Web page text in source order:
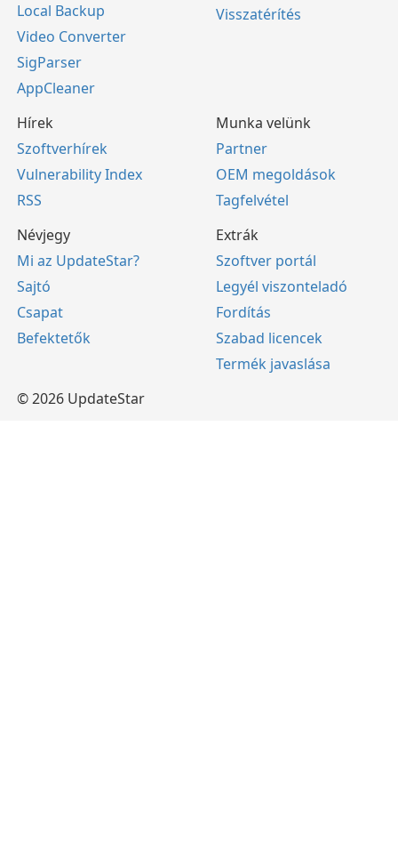
Local Backup
Video Converter
SigParser
AppCleaner
Visszatérítés
Hírek
Szoftverhírek
Vulnerability Index
RSS
Munka velünk
Partner
OEM megoldások
Tagfelvétel
Névjegy
Mi az UpdateStar?
Sajtó
Csapat
Befektetők
Extrák
Szoftver portál
Legyél viszonteladó
Fordítás
Szabad licencek
Termék javaslása
© 2026 UpdateStar